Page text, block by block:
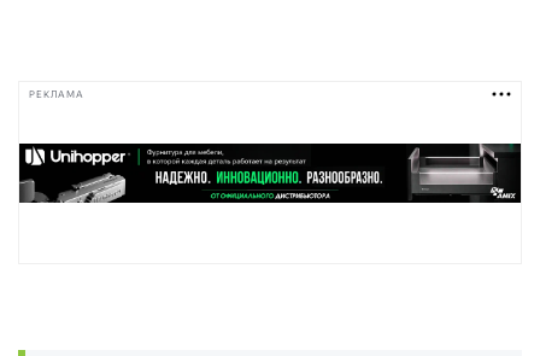
РЕКЛАМА